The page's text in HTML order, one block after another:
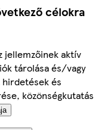
célokra
jellemzőinek aktív
tárolása és/vagy
hirdetések és
közönségkutatás